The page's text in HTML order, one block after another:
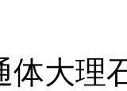
体大理